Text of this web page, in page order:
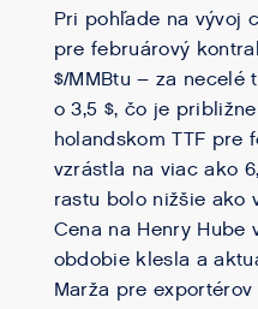
Pri pohľade na vývoj
pre februárový
$/MMBtu – za
o 3,5 $, čo je
holandskom TTF pre
vzrástla na viac ako
rastu bolo nižšie ako
Cena na Henry Hube
obdobie klesla a
Marža pre